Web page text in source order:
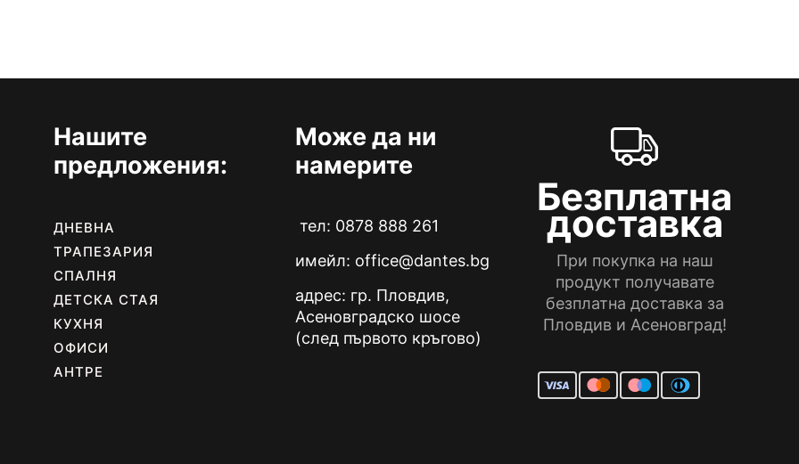
Нашите
предложения:
ДНЕВНА
ТРАПЕЗАРИЯ
СПАЛНЯ
ДЕТСКА СТАЯ
КУХНЯ
ОФИСИ
АНТРЕ
Може да ни
намерите
тел: 0878 888 261
имейл: office@dantes.bg
адрес: гр. Пловдив,
Асеновградско шосе
(след първото кръгово)
Безплатна
доставка
При покупка на наш
продукт получавате
безплатна доставка за
Пловдив и Асеновград!